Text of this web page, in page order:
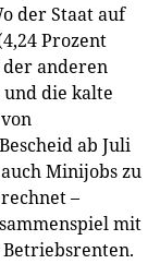
der Staat auf
Prozent
anderen
die kalte
ab Juli
Minijobs zu
–
mit